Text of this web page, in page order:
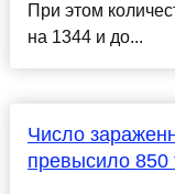
При этом
на 1344 и до...
Число
превысило 850